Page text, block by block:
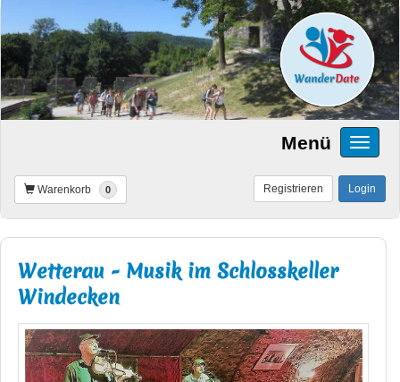
Menü
Warenkorb 0 Login
Registrieren
Wetterau - Musik im Schlosskeller
Windecken